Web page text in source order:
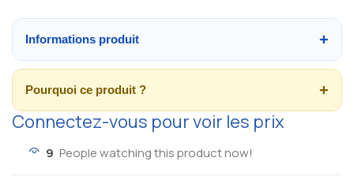
Informations produit
Pourquoi ce produit ?
Connectez-vous pour voir les prix
9 People watching this product now!